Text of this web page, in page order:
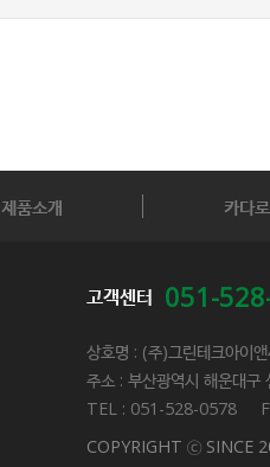
제품소개 카다
고객센터 051-
상호명 : (주)그린테크아
주소 : 부산광역시 해운대
TEL : 051-528-0578
COPYRIGHT ⓒ SINCE